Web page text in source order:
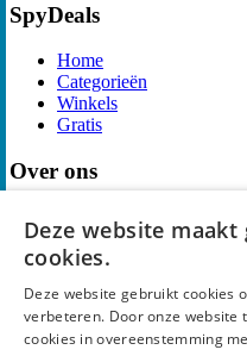
SpyDeals
Home
Categorieën
Winkels
Gratis
Over ons
Over ons
Contact
Publicatieregels
Legal
Deze website maakt
cookies.
Deze website gebruikt cookies
verbeteren. Door onze website
cookies in overeenstemming